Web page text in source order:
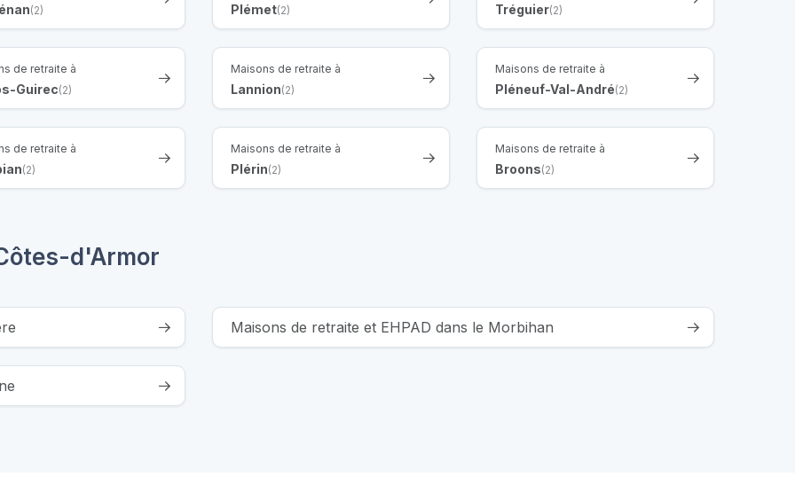
(2) Plémet(2) Tréguier(2)
de retraite à
Guirec(2)
Maisons de retraite à
Lannion(2)
Maisons de retraite à
Pléneuf-Val-André(2)
de retraite à
(2)
Maisons de retraite à
Plérin(2)
Maisons de retraite à
Broons(2)
d'Armor
Maisons de retraite et EHPAD dans le Morbihan